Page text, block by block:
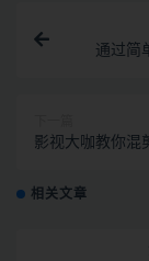
通过简
影视大咖教你混
相关文章